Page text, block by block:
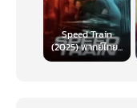
Speed Train
(2025) พากย์ไทย...